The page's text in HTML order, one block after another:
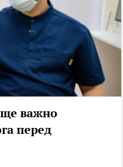
важно
перед